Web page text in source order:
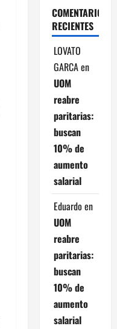
COMENTARIOS
RECIENTES
LOVATO
GARCAen
UOM
reabre
paritarias:
buscan
10% de
aumento
salarial
Eduardo en
UOM
reabre
paritarias:
buscan
10% de
aumento
salarial